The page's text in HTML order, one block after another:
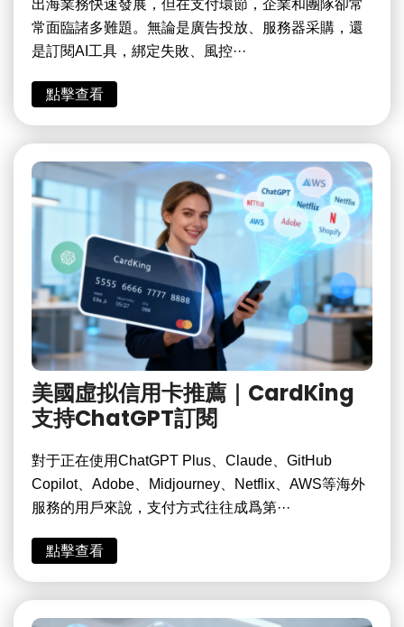
出海業務快速發展，但在支付環節，企業和團隊卻常
常面臨諸多難題。無論是廣告投放、服務器采購，還
是訂閱AI工具，綁定失敗、風控···
點擊查看
美國虛拟信用卡推薦｜CardKing
支持ChatGPT訂閱
對于正在使用ChatGPT Plus、Claude、GitHub
Copilot、Adobe、Midjourney、Netflix、AWS等海外
服務的用戶來說，支付方式往往成爲第···
點擊查看